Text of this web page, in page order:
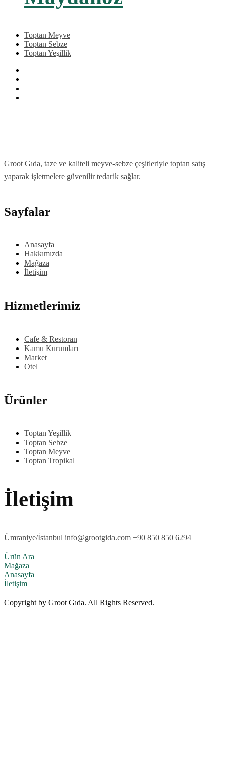
Toptan Meyve
Toptan Sebze
Toptan Yeşillik
Groot Gıda, taze ve kaliteli meyve-sebze çeşitleriyle toptan satış
yaparak işletmelere güvenilir tedarik sağlar.
Sayfalar
Anasayfa
Hakkımızda
Mağaza
İletişim
Hizmetlerimiz
Cafe & Restoran
Kamu Kurumları
Market
Otel
Ürünler
Toptan Yeşillik
Toptan Sebze
Toptan Meyve
Toptan Tropikal
İletişim
Ümraniye/İstanbul info@grootgida.com +90 850 850 6294
Ürün Ara
Mağaza
Anasayfa
İletişim
Copyright by Groot Gıda. All Rights Reserved.